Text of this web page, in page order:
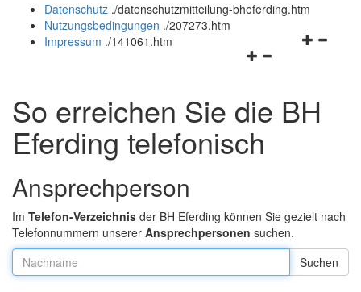
und
schließen
Datenschutz ./datenschutzmitteilung-bheferding.htm
Nutzungsbedingungen ./207273.htm
Navigationsmenü
schließen
Impressum ./141061.htm
So erreichen Sie die BH
Eferding telefonisch
Ansprechperson
Im Telefon-Verzeichnis der BH Eferding können Sie gezielt nach
Telefonnummern unserer Ansprechpersonen suchen.
Nachname: